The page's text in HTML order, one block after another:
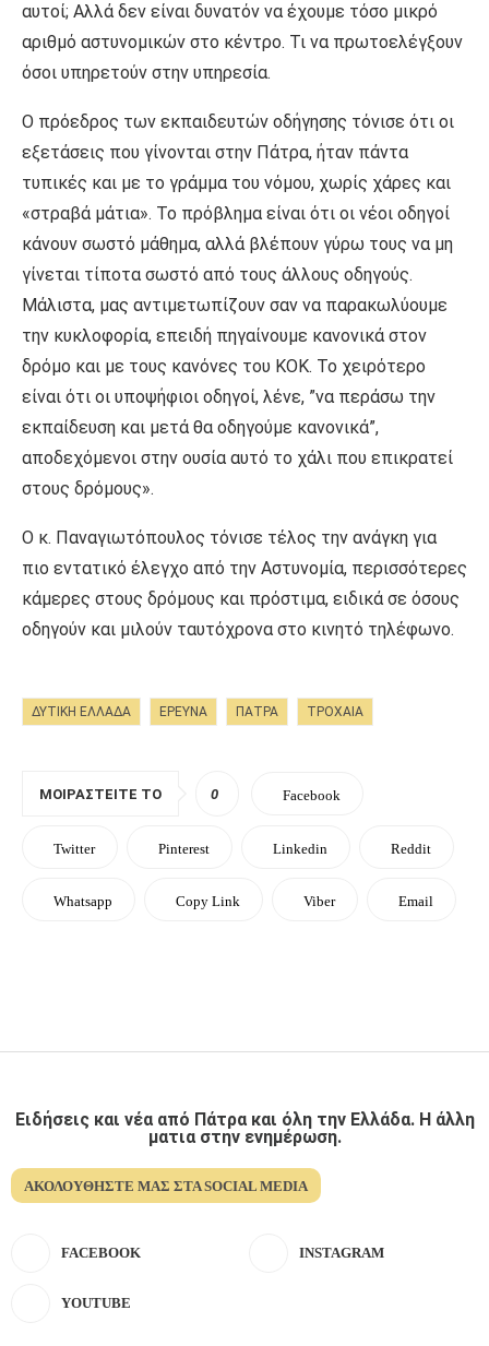
αυτοί; Αλλά δεν είναι δυνατόν να έχουμε τόσο μικρό
αριθμό αστυνομικών στο κέντρο. Τι να πρωτοελέγξουν
όσοι υπηρετούν στην υπηρεσία.
Ο πρόεδρος των εκπαιδευτών οδήγησης τόνισε ότι οι
εξετάσεις που γίνονται στην Πάτρα, ήταν πάντα
τυπικές και με το γράμμα του νόμου, χωρίς χάρες και
«στραβά μάτια». Το πρόβλημα είναι ότι οι νέοι οδηγοί
κάνουν σωστό μάθημα, αλλά βλέπουν γύρω τους να μη
γίνεται τίποτα σωστό από τους άλλους οδηγούς.
Μάλιστα, μας αντιμετωπίζουν σαν να παρακωλύουμε
την κυκλοφορία, επειδή πηγαίνουμε κανονικά στον
δρόμο και με τους κανόνες του ΚΟΚ. Το χειρότερο
είναι ότι οι υποψήφιοι οδηγοί, λένε, ”να περάσω την
εκπαίδευση και μετά θα οδηγούμε κανονικά”,
αποδεχόμενοι στην ουσία αυτό το χάλι που επικρατεί
στους δρόμους».
Ο κ. Παναγιωτόπουλος τόνισε τέλος την ανάγκη για
πιο εντατικό έλεγχο από την Αστυνομία, περισσότερες
κάμερες στους δρόμους και πρόστιμα, ειδικά σε όσους
οδηγούν και μιλούν ταυτόχρονα στο κινητό τηλέφωνο.
ΔΥΤΙΚΉ ΕΛΛΆΔΑ ΕΡΕΥΝΑ ΠΑΤΡΑ ΤΡΟΧΑΙΑ
ΜΟΙΡΑΣΤΕΊΤΕ ΤΟ 0 Facebook
Twitter Pinterest Linkedin Reddit
Whatsapp Copy Link Viber Email
Ειδήσεις και νέα από Πάτρα και όλη την Ελλάδα. Η άλλη
ματια στην ενημέρωση.
ΑΚΟΛΟΥΘΉΣΤΕ ΜΑΣ ΣΤΑ SOCIAL MEDIA
FACEBOOK INSTAGRAM
YOUTUBE